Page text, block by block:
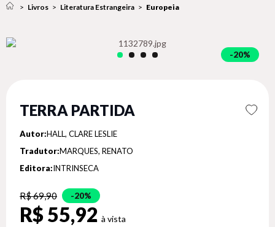
Livros Literatura Estrangeira Europeia
20%
TERRA PARTIDA
Autor:HALL, CLARE LESLIE
Tradutor:MARQUES, RENATO
Editora:INTRINSECA
R$ 69,90 20%
R$ 55,92